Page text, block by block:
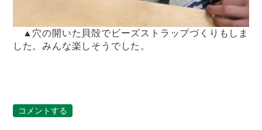
▲穴の開いた貝殻でビーズストラップづくりもしま
した。みんな楽しそうでした。
コメントする